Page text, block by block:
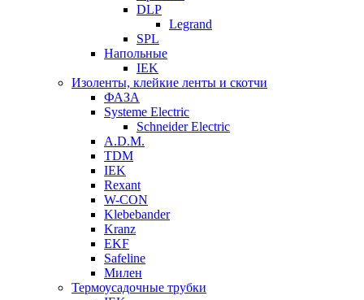
DLP
Legrand
SPL
Напольные
IEK
Изоленты, клейкие ленты и скотчи
ФАЗА
Systeme Electric
Schneider Electric
A.D.M.
TDM
IEK
Rexant
W-CON
Klebebander
Kranz
EKF
Safeline
Милен
Термоусадочные трубки